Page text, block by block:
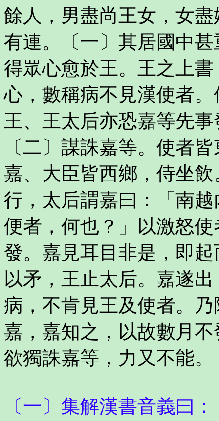
餘人，男盡尚王女，女
有連。〔一〕其居國中
得眾心愈於王。王之上
心，數稱病不見漢使者
王、王太后亦恐嘉等先
〔二〕謀誅嘉等。使者
嘉、大臣皆西鄉，侍坐
行，太后謂嘉曰：「南
便者，何也？」以激怒
發。嘉見耳目非是，即
以矛，王止太后。嘉遂
病，不肯見王及使者。
嘉，嘉知之，以故數月
欲獨誅嘉等，力又不能。
〔一〕集解漢書音義曰